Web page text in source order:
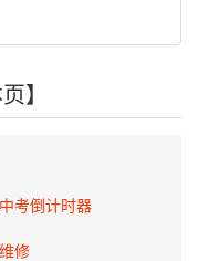
】
考倒计时器
修